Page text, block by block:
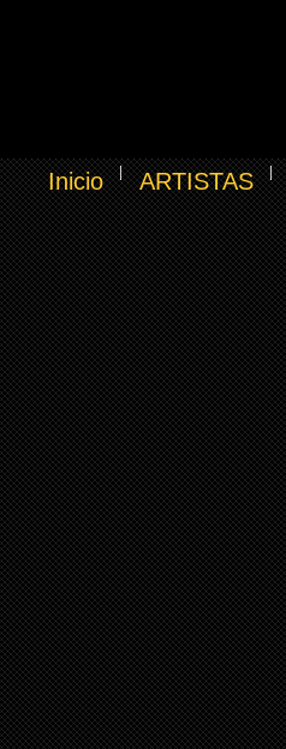
Inicio ARTISTAS